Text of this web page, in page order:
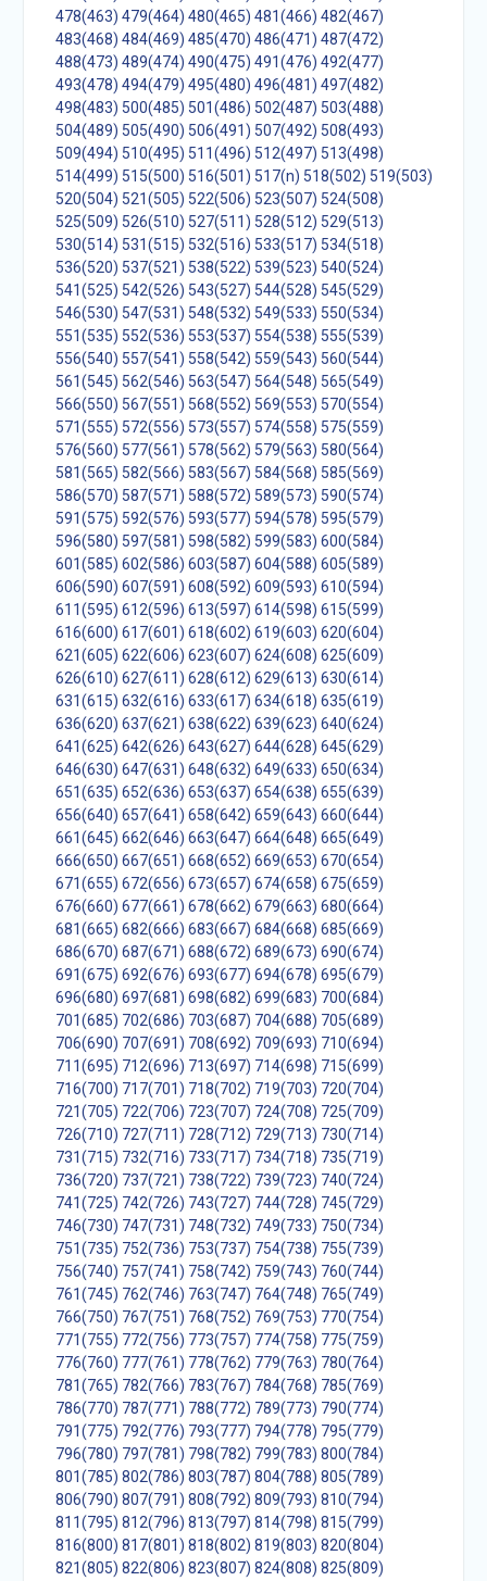
478(463) 479(464) 480(465) 481(466) 482(467)
483(468) 484(469) 485(470) 486(471) 487(472)
488(473) 489(474) 490(475) 491(476) 492(477)
493(478) 494(479) 495(480) 496(481) 497(482)
498(483) 500(485) 501(486) 502(487) 503(488)
504(489) 505(490) 506(491) 507(492) 508(493)
509(494) 510(495) 511(496) 512(497) 513(498)
514(499) 515(500) 516(501) 517(n) 518(502) 519(503)
520(504) 521(505) 522(506) 523(507) 524(508)
525(509) 526(510) 527(511) 528(512) 529(513)
530(514) 531(515) 532(516) 533(517) 534(518)
536(520) 537(521) 538(522) 539(523) 540(524)
541(525) 542(526) 543(527) 544(528) 545(529)
546(530) 547(531) 548(532) 549(533) 550(534)
551(535) 552(536) 553(537) 554(538) 555(539)
556(540) 557(541) 558(542) 559(543) 560(544)
561(545) 562(546) 563(547) 564(548) 565(549)
566(550) 567(551) 568(552) 569(553) 570(554)
571(555) 572(556) 573(557) 574(558) 575(559)
576(560) 577(561) 578(562) 579(563) 580(564)
581(565) 582(566) 583(567) 584(568) 585(569)
586(570) 587(571) 588(572) 589(573) 590(574)
591(575) 592(576) 593(577) 594(578) 595(579)
596(580) 597(581) 598(582) 599(583) 600(584)
601(585) 602(586) 603(587) 604(588) 605(589)
606(590) 607(591) 608(592) 609(593) 610(594)
611(595) 612(596) 613(597) 614(598) 615(599)
616(600) 617(601) 618(602) 619(603) 620(604)
621(605) 622(606) 623(607) 624(608) 625(609)
626(610) 627(611) 628(612) 629(613) 630(614)
631(615) 632(616) 633(617) 634(618) 635(619)
636(620) 637(621) 638(622) 639(623) 640(624)
641(625) 642(626) 643(627) 644(628) 645(629)
646(630) 647(631) 648(632) 649(633) 650(634)
651(635) 652(636) 653(637) 654(638) 655(639)
656(640) 657(641) 658(642) 659(643) 660(644)
661(645) 662(646) 663(647) 664(648) 665(649)
666(650) 667(651) 668(652) 669(653) 670(654)
671(655) 672(656) 673(657) 674(658) 675(659)
676(660) 677(661) 678(662) 679(663) 680(664)
681(665) 682(666) 683(667) 684(668) 685(669)
686(670) 687(671) 688(672) 689(673) 690(674)
691(675) 692(676) 693(677) 694(678) 695(679)
696(680) 697(681) 698(682) 699(683) 700(684)
701(685) 702(686) 703(687) 704(688) 705(689)
706(690) 707(691) 708(692) 709(693) 710(694)
711(695) 712(696) 713(697) 714(698) 715(699)
716(700) 717(701) 718(702) 719(703) 720(704)
721(705) 722(706) 723(707) 724(708) 725(709)
726(710) 727(711) 728(712) 729(713) 730(714)
731(715) 732(716) 733(717) 734(718) 735(719)
736(720) 737(721) 738(722) 739(723) 740(724)
741(725) 742(726) 743(727) 744(728) 745(729)
746(730) 747(731) 748(732) 749(733) 750(734)
751(735) 752(736) 753(737) 754(738) 755(739)
756(740) 757(741) 758(742) 759(743) 760(744)
761(745) 762(746) 763(747) 764(748) 765(749)
766(750) 767(751) 768(752) 769(753) 770(754)
771(755) 772(756) 773(757) 774(758) 775(759)
776(760) 777(761) 778(762) 779(763) 780(764)
781(765) 782(766) 783(767) 784(768) 785(769)
786(770) 787(771) 788(772) 789(773) 790(774)
791(775) 792(776) 793(777) 794(778) 795(779)
796(780) 797(781) 798(782) 799(783) 800(784)
801(785) 802(786) 803(787) 804(788) 805(789)
806(790) 807(791) 808(792) 809(793) 810(794)
811(795) 812(796) 813(797) 814(798) 815(799)
816(800) 817(801) 818(802) 819(803) 820(804)
821(805) 822(806) 823(807) 824(808) 825(809)